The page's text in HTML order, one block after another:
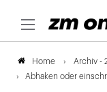
Home Archiv -
Abhaken oder